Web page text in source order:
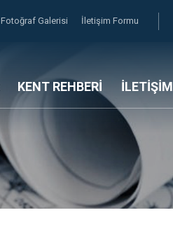
Fotoğraf Galerisi İletişim Formu
KENT REHBERİ İLETİŞİM